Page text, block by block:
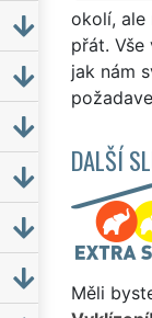
okolí, ale
přát.
jak nám
DALŠÍ
Měli